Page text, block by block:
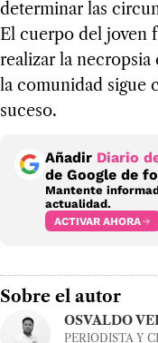
determinar las
El cuerpo del joven
realizar la
la comunidad sigue
suceso.
Añadir Diario
de Google de
Mantente
actualidad.
ACTIVAR AHORA
Sobre el autor
OSVALDO
PERIODISTA Y